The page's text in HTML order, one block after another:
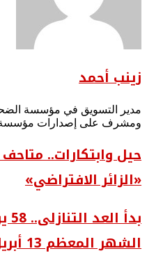
زينب أحمد
مدير التسويق في مؤسسة
ومشرف على إصدارات
حيل وابتكارات..
«الزائر الافتراضي»
الشهر المعظم 13 أبريل